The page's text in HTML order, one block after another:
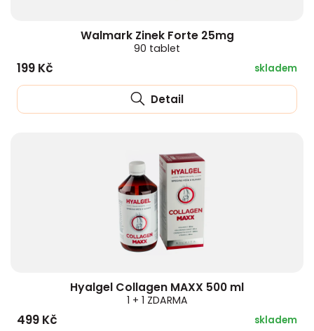
Walmark Zinek Forte 25mg
90 tablet
199 Kč skladem
Detail
Hyalgel Collagen MAXX 500 ml
1 + 1 ZDARMA
499 Kč skladem